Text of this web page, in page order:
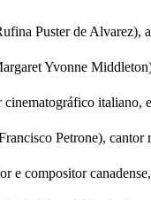
Puster de Alvarez),
Yvonne
cinematográfico italiano,
Petrone), cantor
e compositor